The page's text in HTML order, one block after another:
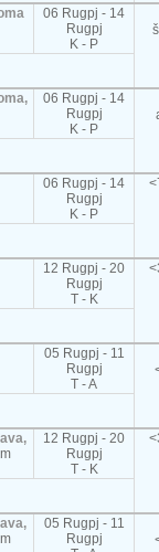
06 Rugpj - 14
Rugpj
K - P
06 Rugpj - 14
Rugpj
K - P
06 Rugpj - 14
Rugpj
K - P
12 Rugpj - 20
Rugpj
T - K
05 Rugpj - 11
Rugpj
T - A
12 Rugpj - 20
Rugpj
T - K
05 Rugpj - 11
Rugpj